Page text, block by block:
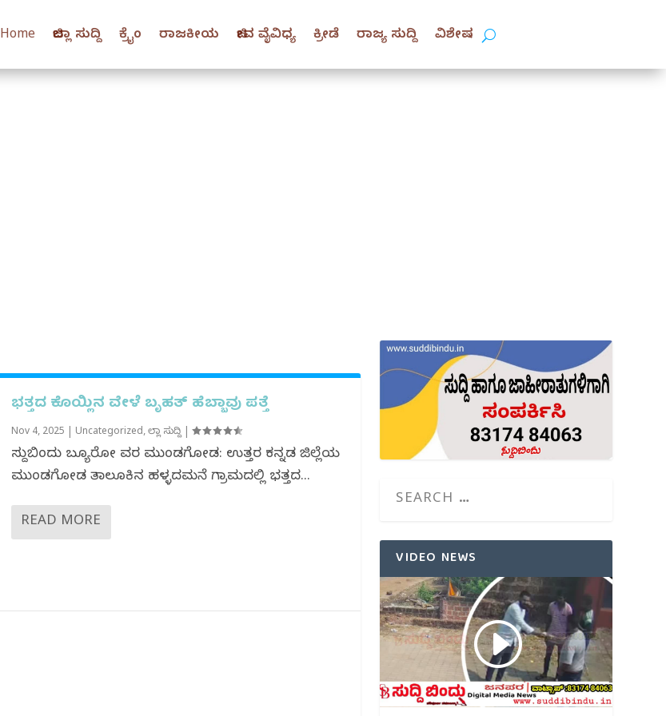
Home ಜಿಲ್ಲಾ ಸುದ್ದಿ ಕ್ರೈಂ ರಾಜಕೀಯ ಜೀವ ವೈವಿಧ್ಯ ಕ್ರೀಡೆ ರಾಜ್ಯ ಸುದ್ದಿ ವಿಶೇಷ
ಭತ್ತದ ಕೊಯ್ಲಿನ ವೇಳೆ ಬೃಹತ್ ಹೆಬ್ಬಾವು ಪತ್ತೆ
Nov 4, 2025 Uncategorized,ಜಿಲ್ಲಾ ಸುದ್ದಿ|
ಸುದ್ದಿಬಿಂದು ಬ್ಯೂರೋ ವರದಿ ಮುಂಡಗೋಡ: ಉತ್ತರ ಕನ್ನಡ ಜಿಲ್ಲೆಯ
ಮುಂಡಗೋಡ ತಾಲೂಕಿನ ಹಳ್ಳದಮನೆ ಗ್ರಾಮದಲ್ಲಿ ಭತ್ತದ...
READ MORE
VIDEO NEWS